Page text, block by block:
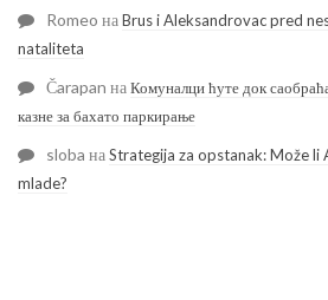
Romeo наBrus i Aleksandrovac pred
nataliteta
Čarapan наКомуналци ћуте док
казне за бахато паркирање
sloba наStrategija za opstanak: Može li
mlade?